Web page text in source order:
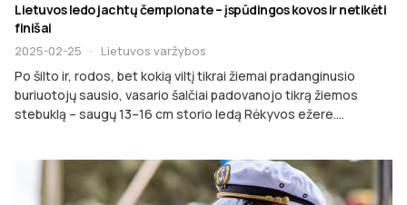
Lietuvos ledo jachtų čempionate – įspūdingos kovos ir netikėti
finišai
2025-02-25 · Lietuvos varžybos
Po šilto ir, rodos, bet kokią viltį tikrai žiemai pradanginusio
buriuotojų sausio, vasario šalčiai padovanojo tikrą žiemos
stebuklą – saugų 13–16 cm storio ledą Rėkyvos ežere....